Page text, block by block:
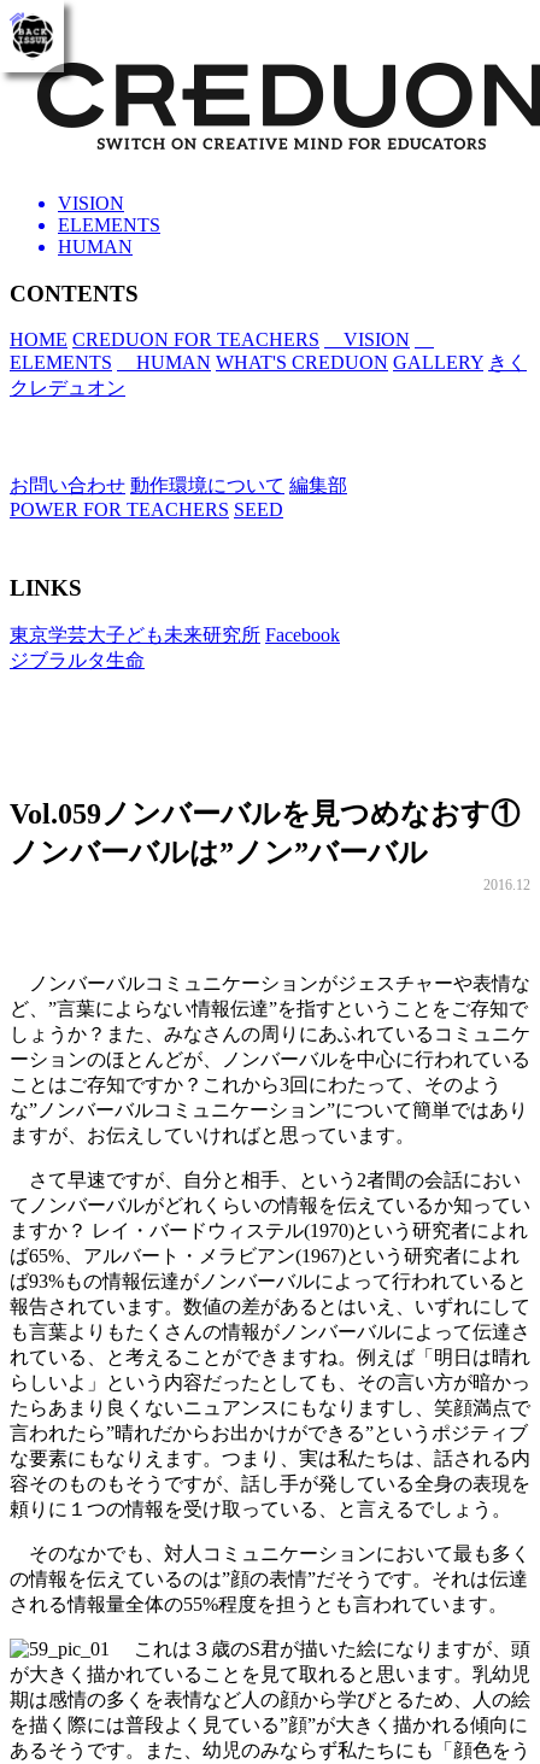
VISION
ELEMENTS
HUMAN
CONTENTS
HOME CREDUON FOR TEACHERS
VISION
ELEMENTS
HUMAN WHAT'S CREDUON GALLERY きく
クレデュオン
お問い合わせ 動作環境について 編集部
POWER FOR TEACHERS SEED
LINKS
東京学芸大子ども未来研究所 Facebook
ジブラルタ生命
toggle
navigation
Vol.059ノンバーバルを見つめなおす①
ノンバーバルは”ノン”バーバル
2016.12
ノンバーバルコミュニケーションがジェスチャーや表情な
ど、”言葉によらない情報伝達”を指すということをご存知で
しょうか？また、みなさんの周りにあふれているコミュニケ
ーションのほとんどが、ノンバーバルを中心に行われている
ことはご存知ですか？これから3回にわたって、そのよう
な”ノンバーバルコミュニケーション”について簡単ではあり
ますが、お伝えしていければと思っています。
さて早速ですが、自分と相手、という2者間の会話におい
てノンバーバルがどれくらいの情報を伝えているか知ってい
ますか？ レイ・バードウィステル(1970)という研究者によれ
ば65%、アルバート・メラビアン(1967)という研究者によれ
ば93%もの情報伝達がノンバーバルによって行われていると
報告されています。数値の差があるとはいえ、いずれにして
も言葉よりもたくさんの情報がノンバーバルによって伝達さ
れている、と考えることができますね。例えば「明日は晴れ
らしいよ」という内容だったとしても、その言い方が暗かっ
たらあまり良くないニュアンスにもなりますし、笑顔満点で
言われたら”晴れだからお出かけができる”というポジティブ
な要素にもなりえます。つまり、実は私たちは、話される内
容そのものもそうですが、話し手が発している全身の表現を
頼りに１つの情報を受け取っている、と言えるでしょう。
そのなかでも、対人コミュニケーションにおいて最も多く
の情報を伝えているのは”顔の表情”だそうです。それは伝達
される情報量全体の55%程度を担うとも言われています。
これは３歳のS君が描いた絵になりますが、頭
が大きく描かれていることを見て取れると思います。乳幼児
期は感情の多くを表情など人の顔から学びとるため、人の絵
を描く際には普段よく見ている”顔”が大きく描かれる傾向に
あるそうです。また、幼児のみならず私たちにも「顔色をう